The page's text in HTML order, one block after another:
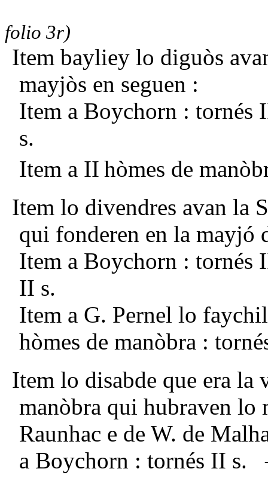
folio 3r)
Item bayliey lo diguòs
mayjòs en seguen :
Item a Boychorn :
s.
Item a II hòmes de
Item lo divendres avan la
qui fonderen en la mayjó
Item a Boychorn :
II s.
Item a G. Pernel lo
hòmes de manòbra :
Item lo disabde que era la
manòbra qui hubraven lo
Raunhac e de W. de
a Boychorn : tornés II